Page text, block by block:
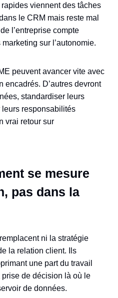
viennent des tâches
le CRM mais reste mal
l’entreprise compte
sur l’autonomie.
peuvent avancer vite avec
encadrés. D’autres devront
standardiser leurs
responsabilités
vrai retour sur
se mesure
pas dans la
ni la stratégie
la relation client. Ils
une part du travail
de décision là où le
de données.